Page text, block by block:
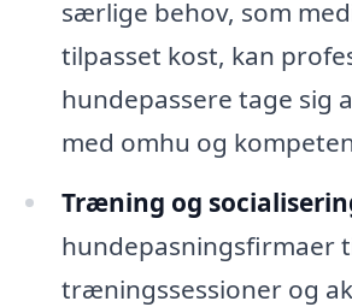
særlige behov, som
tilpasset kost, kan
hundepassere tage sig
med omhu og
Træning og
hundepasningsfirmaer
træningssessioner og